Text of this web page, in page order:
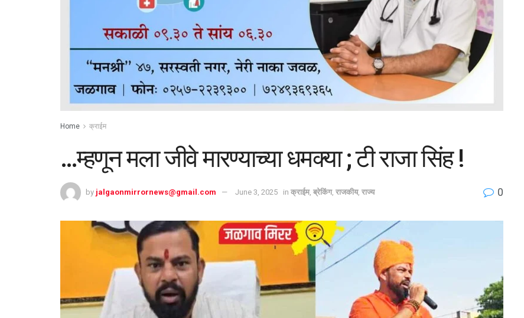
Home क्राईम
…म्हणून मला जीवे मारण्याच्या धमक्या ; टी राजा सिंह !
by jalgaonmirrornews@gmail.com June 3, 2025 in क्राईम, ब्रेकिंग, राजकीय, राज्य 0